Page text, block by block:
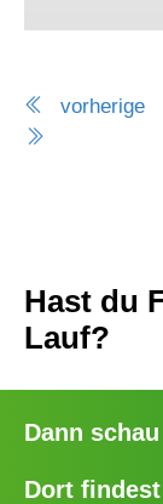
vorherige
Hast du
Lauf?
Dann
Dort